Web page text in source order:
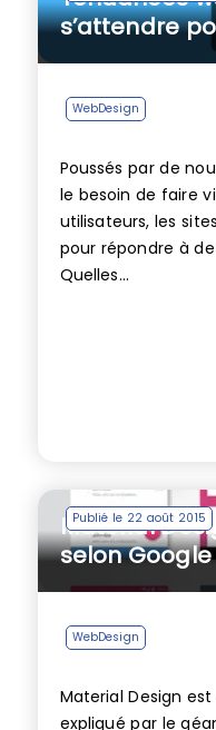
s’attendre
WebDesign
Poussés par de
le besoin de faire
utilisateurs, les
pour répondre à
Quelles...
Publié le 22 août 2015
Material
selon Google
WebDesign
Material Design
expliqué par le